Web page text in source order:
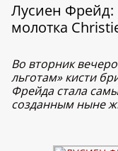
Лусиен Фрейд:
молотка
Во вторник
льготам» кисти
Фрейда стала
созданным ныне